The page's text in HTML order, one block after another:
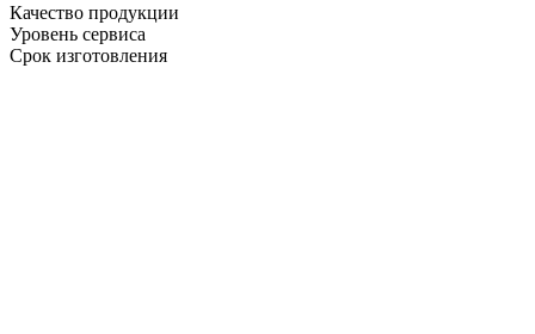
Качество продукции
Уровень сервиса
Срок изготовления